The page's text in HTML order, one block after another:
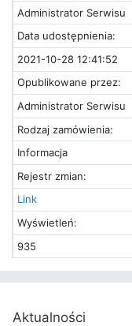
Administrator Serwisu
Data udostępnienia:
2021-10-28 12:41:52
Opublikowane przez:
Administrator Serwisu
Rodzaj zamówienia:
Informacja
Rejestr zmian:
Link
Wyświetleń:
935
Aktualności